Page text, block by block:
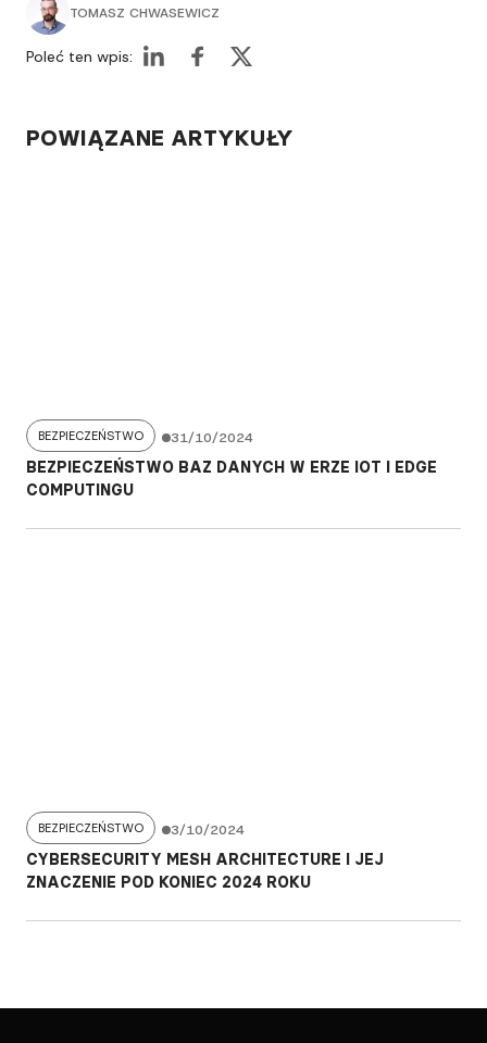
TOMASZ CHWASEWICZ
Poleć ten wpis:
POWIĄZANE ARTYKUŁY
BEZPIECZEŃSTWO 31/10/2024
BEZPIECZEŃSTWO BAZ DANYCH W ERZE IOT I EDGE
COMPUTINGU
BEZPIECZEŃSTWO 3/10/2024
CYBERSECURITY MESH ARCHITECTURE I JEJ
ZNACZENIE POD KONIEC 2024 ROKU